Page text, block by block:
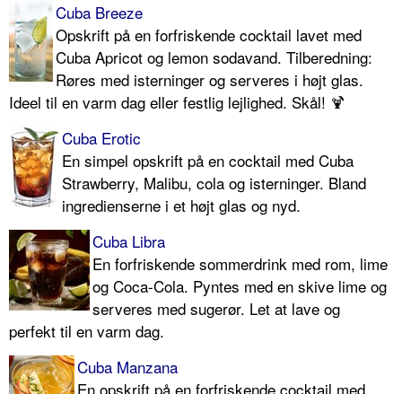
Cuba Breeze
Opskrift på en forfriskende cocktail lavet med
Cuba Apricot og lemon sodavand. Tilberedning:
Røres med isterninger og serveres i højt glas.
Ideel til en varm dag eller festlig lejlighed. Skål! 🍹
Cuba Erotic
En simpel opskrift på en cocktail med Cuba
Strawberry, Malibu, cola og isterninger. Bland
ingredienserne i et højt glas og nyd.
Cuba Libra
En forfriskende sommerdrink med rom, lime
og Coca-Cola. Pyntes med en skive lime og
serveres med sugerør. Let at lave og
perfekt til en varm dag.
Cuba Manzana
En opskrift på en forfriskende cocktail med